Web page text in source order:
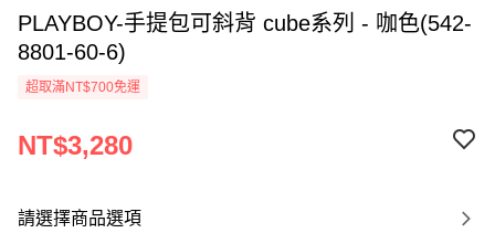
PLAYBOY-手提包可斜背 cube系列 - 咖色(542-
8801-60-6)
超取滿NT$700免運
NT$3,280
請選擇商品選項